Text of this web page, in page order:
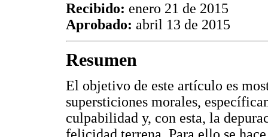
Recibido: enero 21 de 2015
Aprobado: abril 13 de 2015
Resumen
El objetivo de este artículo es
supersticiones morales,
culpabilidad y, con esta, la